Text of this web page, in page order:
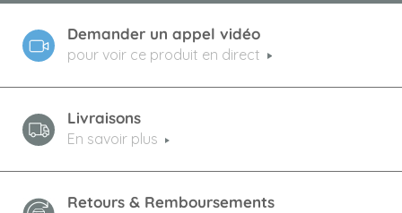
Demander un appel vidéo
pour voir ce produit en direct
Livraisons
En savoir plus
Retours & Remboursements